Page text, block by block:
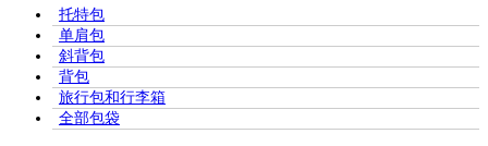
托特包
单肩包
斜背包
背包
旅行包和行李箱
全部包袋